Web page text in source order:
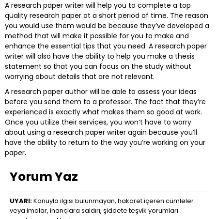
A research paper writer will help you to complete a top
quality research paper at a short period of time. The reason
you would use them would be because they’ve developed a
method that will make it possible for you to make and
enhance the essential tips that you need. A research paper
writer will also have the ability to help you make a thesis
statement so that you can focus on the study without
worrying about details that are not relevant.
A research paper author will be able to assess your ideas
before you send them to a professor. The fact that they’re
experienced is exactly what makes them so good at work.
Once you utilize their services, you won’t have to worry
about using a research paper writer again because you’ll
have the ability to return to the way you’re working on your
paper.
Yorum Yaz
UYARI:Konuyla ilgisi bulunmayan, hakaret içeren cümleler
veya imalar, inançlara saldırı, şiddete teşvik yorumları